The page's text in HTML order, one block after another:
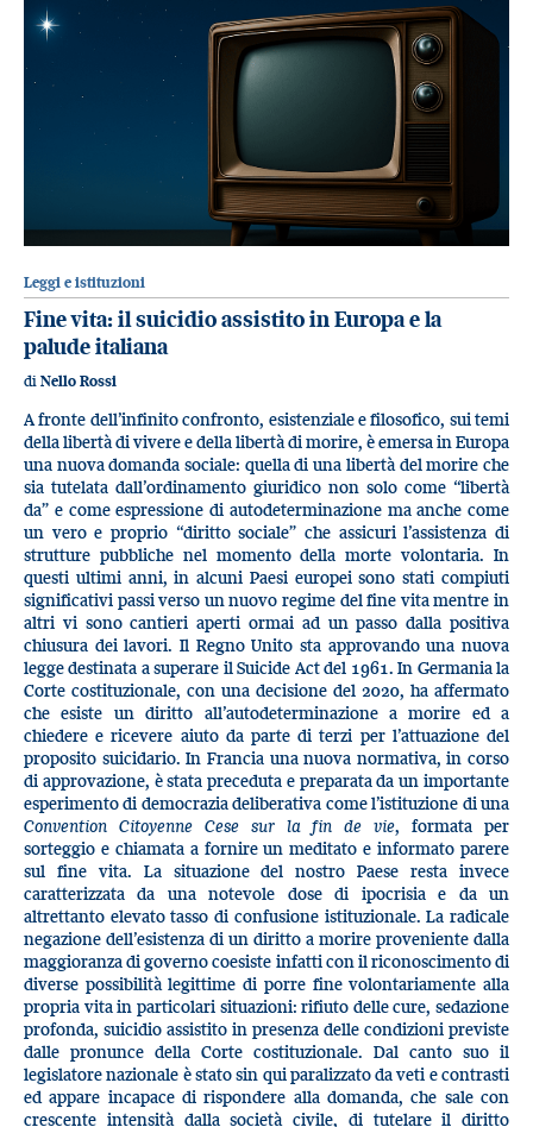
Leggi e istituzioni
Fine vita: il suicidio assistito in Europa e la
palude italiana
di Nello Rossi
A fronte dell’infinito confronto, esistenziale e filosofico, sui temi
della libertà di vivere e della libertà di morire, è emersa in Europa
una nuova domanda sociale: quella di una libertà del morire che
sia tutelata dall’ordinamento giuridico non solo come “libertà
da” e come espressione di autodeterminazione ma anche come
un vero e proprio “diritto sociale” che assicuri l’assistenza di
strutture pubbliche nel momento della morte volontaria. In
questi ultimi anni, in alcuni Paesi europei sono stati compiuti
significativi passi verso un nuovo regime del fine vita mentre in
altri vi sono cantieri aperti ormai ad un passo dalla positiva
chiusura dei lavori. Il Regno Unito sta approvando una nuova
legge destinata a superare il Suicide Act del 1961. In Germania la
Corte costituzionale, con una decisione del 2020, ha affermato
che esiste un diritto all’autodeterminazione a morire ed a
chiedere e ricevere aiuto da parte di terzi per l’attuazione del
proposito suicidario. In Francia una nuova normativa, in corso
di approvazione, è stata preceduta e preparata da un importante
esperimento di democrazia deliberativa come l’istituzione di una
Convention Citoyenne Cese sur la fin de vie, formata per
sorteggio e chiamata a fornire un meditato e informato parere
sul fine vita. La situazione del nostro Paese resta invece
caratterizzata da una notevole dose di ipocrisia e da un
altrettanto elevato tasso di confusione istituzionale. La radicale
negazione dell’esistenza di un diritto a morire proveniente dalla
maggioranza di governo coesiste infatti con il riconoscimento di
diverse possibilità legittime di porre fine volontariamente alla
propria vita in particolari situazioni: rifiuto delle cure, sedazione
profonda, suicidio assistito in presenza delle condizioni previste
dalle pronunce della Corte costituzionale. Dal canto suo il
legislatore nazionale è stato sin qui paralizzato da veti e contrasti
ed appare incapace di rispondere alla domanda, che sale con
crescente intensità dalla società civile, di tutelare il diritto